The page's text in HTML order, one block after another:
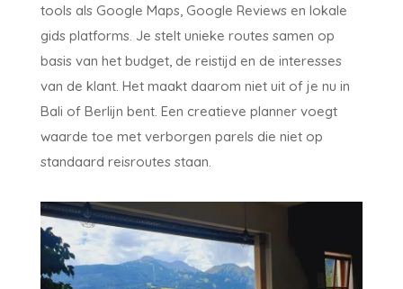
tools als Google Maps, Google Reviews en lokale
gids platforms. Je stelt unieke routes samen op
basis van het budget, de reistijd en de interesses
van de klant. Het maakt daarom niet uit of je nu in
Bali of Berlijn bent. Een creatieve planner voegt
waarde toe met verborgen parels die niet op
standaard reisroutes staan.